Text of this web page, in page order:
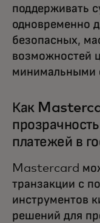
поддерживать
одновременно
безопасных,
возможностей
минимальными
Как
платежей в
Mastercard
транзакции с
инструментов
решений для